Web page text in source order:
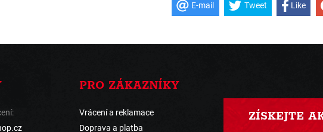
E-mail Tweet Like
PRO ZÁKAZNÍKY
Vrácení a reklamace
Doprava a platba
ZÍSKEJTE